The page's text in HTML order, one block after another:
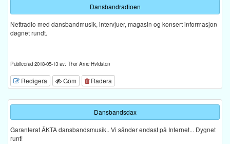
Dansbandradioen
Nettradio med dansbandmusik, intervjuer, magasin og konsert informasjon
døgnet rundt.
Publicerad 2018-05-13 av: Thor Arne Hvidsten
Redigera Göm Radera
Dansbandsdax
Garanterat ÄKTA dansbandsmusik.. Vi sänder endast på Internet... Dygnet
runt!